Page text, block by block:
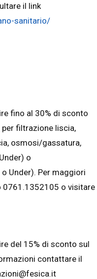
il link
sanitario/
fino al 30% di sconto
per filtrazione liscia,
osmosi/gassatura,
o
Under). Per maggiori
o visitare
del 15% di sconto sul
contattare il